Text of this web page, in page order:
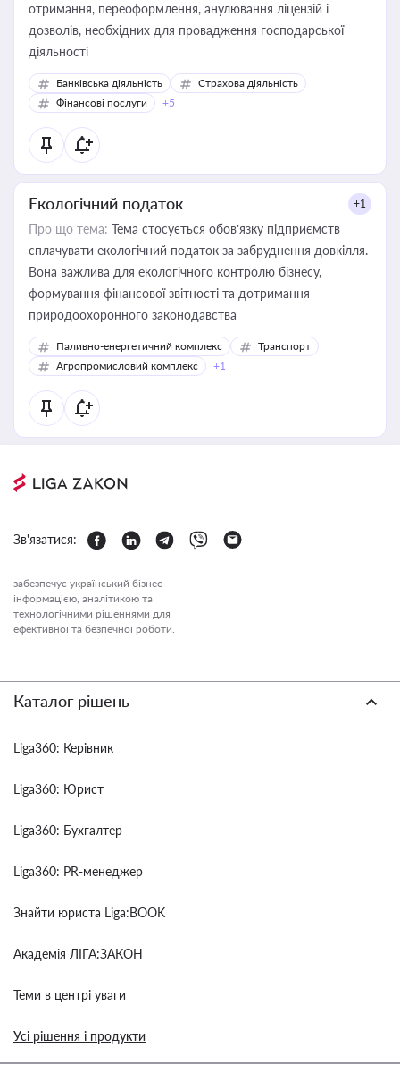
отримання, переоформлення, анулювання ліцензій і
дозволів, необхідних для провадження господарської
діяльності
Банківська діяльність
Страхова діяльність
Фінансові послуги
+5
Екологічний податок +1
Про що тема: Тема стосується обов’язку підприємств
сплачувати екологічний податок за забруднення довкілля.
Вона важлива для екологічного контролю бізнесу,
формування фінансової звітності та дотримання
природоохоронного законодавства
Паливно-енергетичний комплекс
Транспорт
Агропромисловий комплекс
+1
Зв'язатися:
забезпечує український бізнес
інформацією, аналітикою та
технологічними рішеннями для
ефективної та безпечної роботи.
Каталог рішень
Liga360: Керівник
Liga360: Юрист
Liga360: Бухгалтер
Liga360: PR-менеджер
Знайти юриста Liga:BOOK
Академія ЛІГА:ЗАКОН
Теми в центрі уваги
Усі рішення і продукти